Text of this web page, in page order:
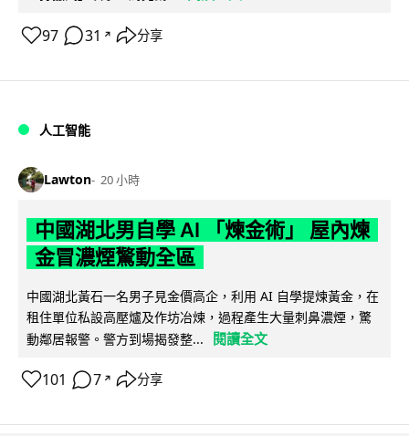
97 31 ↗ 分享
人工智能
Lawton 20 小時
中國湖北男自學 AI 「煉金術」 屋內煉
金冒濃煙驚動全區
中國湖北黃石一名男子見金價高企，利用 AI 自學提煉黃金，在
租住單位私設高壓爐及作坊冶煉，過程產生大量刺鼻濃煙，驚
動鄰居報警。警方到場揭發整...
閱讀全文
101 7 ↗ 分享